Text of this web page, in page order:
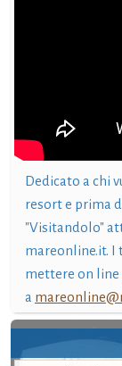
Dedicato a chi
resort e prima
"Visitandolo"
mareonline.it. I
mettere on line
a